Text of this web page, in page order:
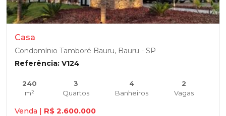
Casa
Condomínio Tamboré Bauru, Bauru - SP
Referência: V124
240
m²
3
Quartos
4
Banheiros
2
Vagas
Venda | R$ 2.600.000